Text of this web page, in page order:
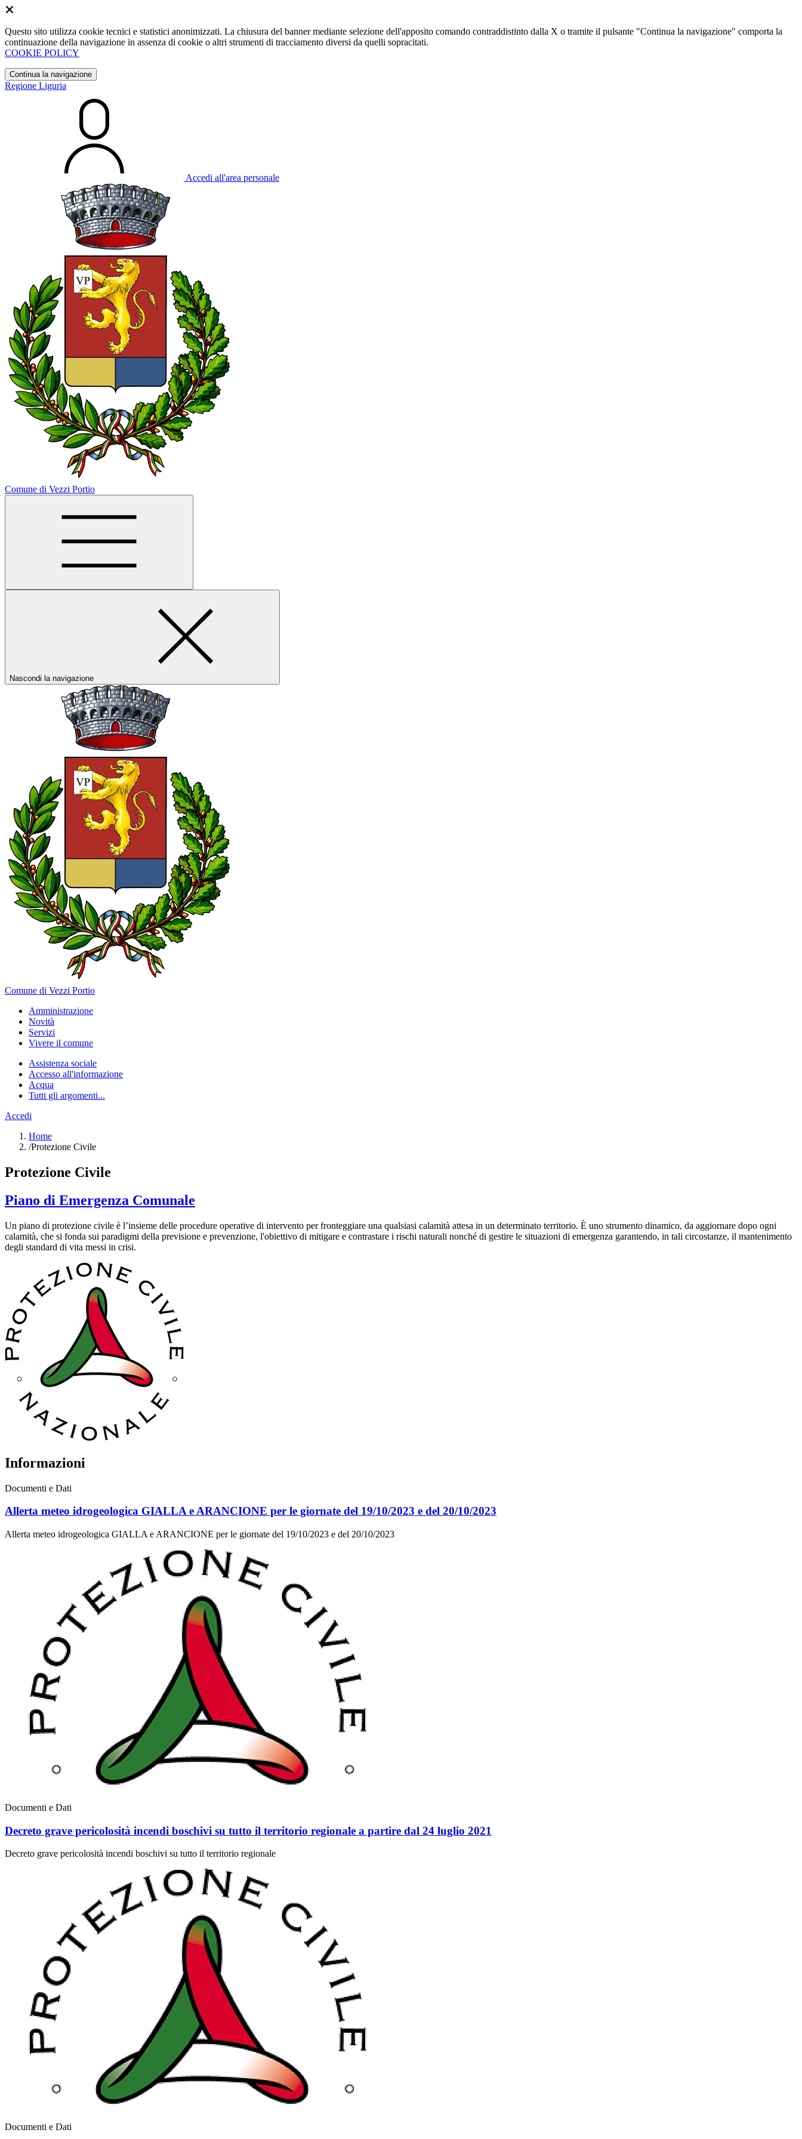
Questo sito utilizza cookie tecnici e statistici anonimizzati. La chiusura del banner mediante selezione dell'apposito comando contraddistinto dalla X o tramite il pulsante "Continua la navigazione" comporta la
continuazione della navigazione in assenza di cookie o altri strumenti di tracciamento diversi da quelli sopracitati.
COOKIE POLICY
Continua la navigazione
Regione Liguria
Accedi all'area personale
Comune di Vezzi Portio
Nascondi la navigazione
Comune di Vezzi Portio
Amministrazione
Novità
Servizi
Vivere il comune
Assistenza sociale
Accesso all'informazione
Acqua
Tutti gli argomenti...
Accedi
Home
/Protezione Civile
Protezione Civile
Piano di Emergenza Comunale
Un piano di protezione civile è l’insieme delle procedure operative di intervento per fronteggiare una qualsiasi calamità attesa in un determinato territorio. È uno strumento dinamico, da aggiornare dopo ogni
calamità, che si fonda sui paradigmi della previsione e prevenzione, l'obiettivo di mitigare e contrastare i rischi naturali nonché di gestire le situazioni di emergenza garantendo, in tali circostanze, il mantenimento
degli standard di vita messi in crisi.
Informazioni
Documenti e Dati
Allerta meteo idrogeologica GIALLA e ARANCIONE per le giornate del 19/10/2023 e del 20/10/2023
Allerta meteo idrogeologica GIALLA e ARANCIONE per le giornate del 19/10/2023 e del 20/10/2023
Documenti e Dati
Decreto grave pericolosità incendi boschivi su tutto il territorio regionale a partire dal 24 luglio 2021
Decreto grave pericolosità incendi boschivi su tutto il territorio regionale
Documenti e Dati